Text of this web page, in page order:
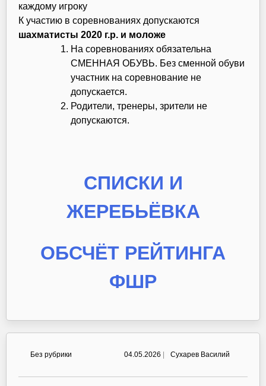
каждому игроку
К участию в соревнованиях допускаются
шахматисты 2020 г.р. и моложе
На соревнованиях обязательна
СМЕННАЯ ОБУВЬ. Без сменной обуви
участник на соревнование не
допускается.
Родители, тренеры, зрители не
допускаются.
СПИСКИ И
ЖЕРЕБЬЁВКА
ОБСЧЁТ РЕЙТИНГА
ФШР
Без рубрики 04.05.2026 Сухарев Василий